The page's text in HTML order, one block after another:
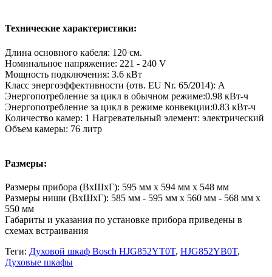
Технические характеристики:
Длина основного кабеля: 120 см.
Номинальное напряжение: 221 - 240 V
Мощность подключения: 3.6 кВт
Класс энергоэффективности (отв. EU Nr. 65/2014): A
Энергопотребление за цикл в обычном режиме:0.98 кВт-ч
Энергопотребление за цикл в режиме конвекции:0.83 кВт-ч
Количество камер: 1 Нагревательный элемент: электрический
Объем камеры: 76 литр
Размеры:
Размеры прибора (ВхШхГ): 595 мм x 594 мм x 548 мм
Размеры ниши (ВxШxГ): 585 мм - 595 мм x 560 мм - 568 мм x
550 мм
Габариты и указания по установке прибора приведены в
схемах встраивания
Теги: Духовой шкаф Bosch HJG852YT0T, HJG852YB0T,
Духовые шкафы